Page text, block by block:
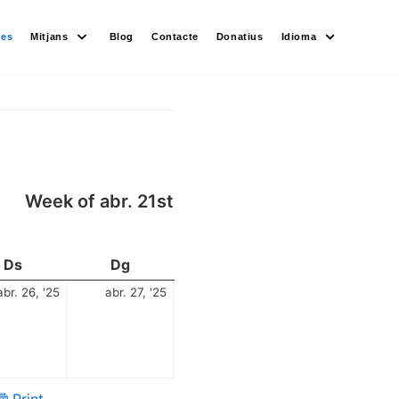
Mitjans Blog Contacte Donatius Idioma
Week of abr. 21st
Ds Dg
26, '25 abr. 27, '25